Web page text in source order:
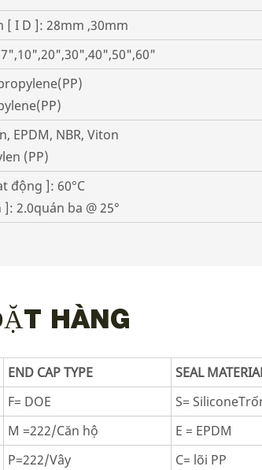
[ I D ]: 28mm ,30mm
EPDM, NBR, Viton
(PP)
động ]: 60°C
2.0quán ba @ 25°
HÀNG
END CAP TYPE
SEAL
F= DOE
S=
M =222/Căn hộ
E = EPDM
P=222/Vây
C= lõi PP